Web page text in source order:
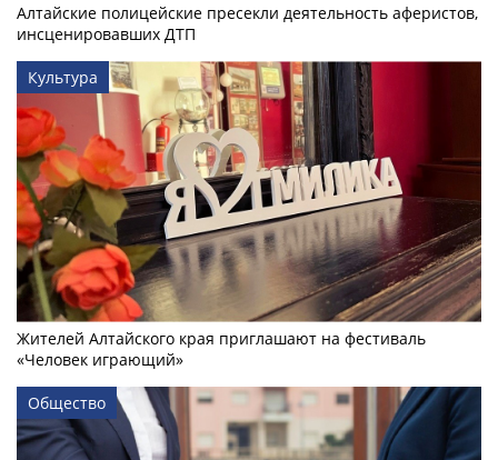
Алтайские полицейские пресекли деятельность аферистов,
инсценировавших ДТП
Культура
Жителей Алтайского края приглашают на фестиваль
«Человек играющий»
Общество